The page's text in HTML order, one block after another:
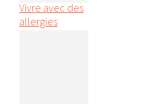
Vivre avec des
allergies